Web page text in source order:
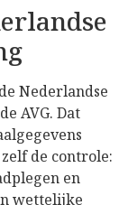
Nederlandse
AVG. Dat
de controle:
en
wettelijke